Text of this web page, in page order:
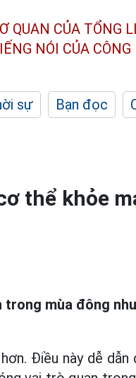
QUAN CỦA TỔNG
NÓI CỦA
sự Bạn đọc
thể khỏe
trong mùa đông
Điều này dễ dẫn